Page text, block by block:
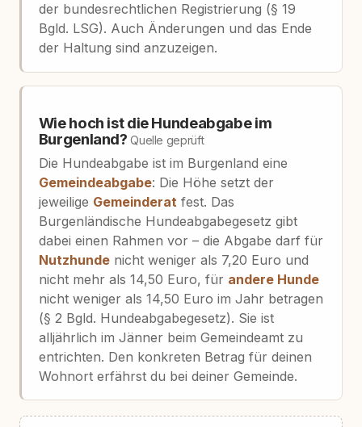
der bundesrechtlichen Registrierung (§ 19
Bgld. LSG). Auch Änderungen und das Ende
der Haltung sind anzuzeigen.
Wie hoch ist die Hundeabgabe im
Burgenland?Quelle geprüft
Die Hundeabgabe ist im Burgenland eine
Gemeindeabgabe: Die Höhe setzt der
jeweilige Gemeinderat fest. Das
Burgenländische Hundeabgabegesetz gibt
dabei einen Rahmen vor – die Abgabe darf für
Nutzhundenicht weniger als 7,20 Euro und
nicht mehr als 14,50 Euro, für andere Hunde
nicht weniger als 14,50 Euro im Jahr betragen
(§ 2 Bgld. Hundeabgabegesetz). Sie ist
alljährlich im Jänner beim Gemeindeamt zu
entrichten. Den konkreten Betrag für deinen
Wohnort erfährst du bei deiner Gemeinde.